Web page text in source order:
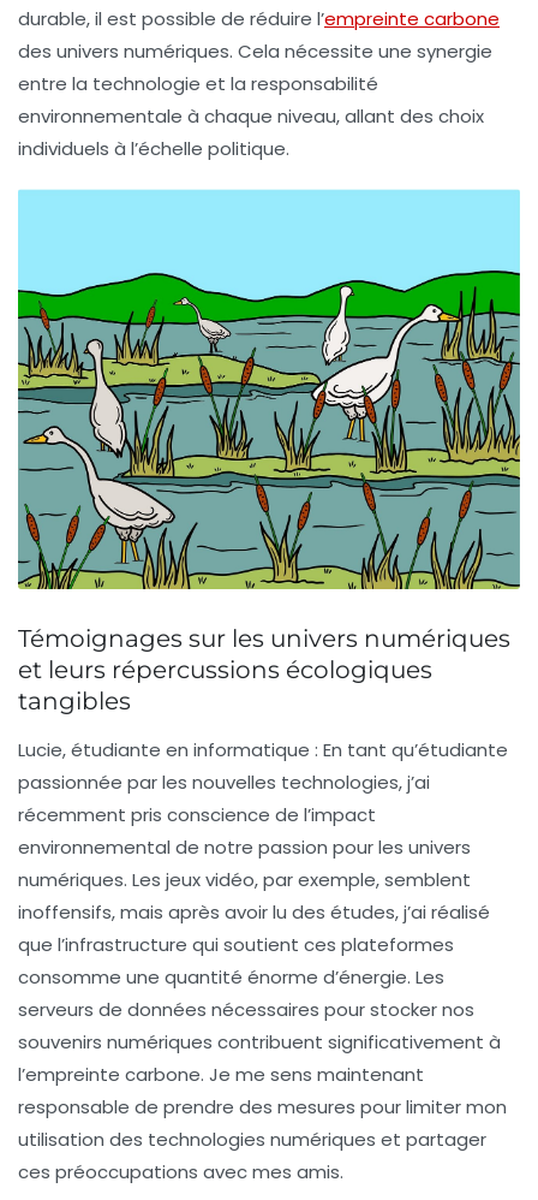
durable, il est possible de réduire l’empreinte carbone
des univers numériques. Cela nécessite une synergie
entre la technologie et la responsabilité
environnementale à chaque niveau, allant des choix
individuels à l’échelle politique.
Témoignages sur les univers numériques
et leurs répercussions écologiques
tangibles
Lucie, étudiante en informatique : En tant qu’étudiante
passionnée par les nouvelles technologies, j’ai
récemment pris conscience de l’impact
environnemental de notre passion pour les univers
numériques. Les jeux vidéo, par exemple, semblent
inoffensifs, mais après avoir lu des études, j’ai réalisé
que l’infrastructure qui soutient ces plateformes
consomme une quantité énorme d’énergie. Les
serveurs de données nécessaires pour stocker nos
souvenirs numériques contribuent significativement à
l’empreinte carbone. Je me sens maintenant
responsable de prendre des mesures pour limiter mon
utilisation des technologies numériques et partager
ces préoccupations avec mes amis.